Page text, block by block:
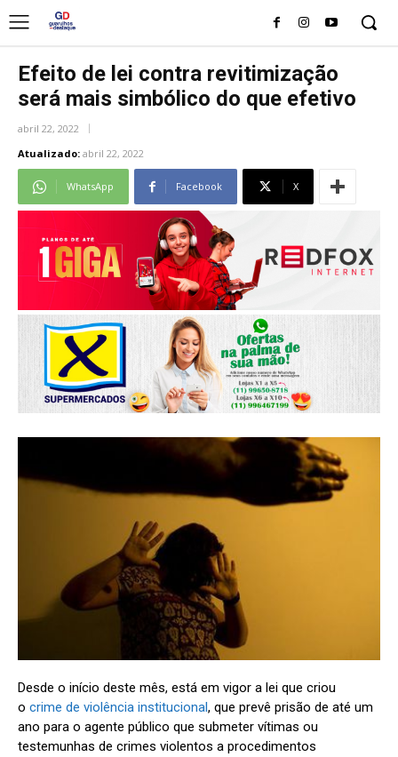
Efeito de lei contra revitimização
será mais simbólico do que efetivo
abril 22, 2022
Atualizado: abril 22, 2022
WhatsApp Facebook X
Desde o início deste mês, está em vigor a lei que criou
o crime de violência institucional, que prevê prisão de até um
ano para o agente público que submeter vítimas ou
testemunhas de crimes violentos a procedimentos